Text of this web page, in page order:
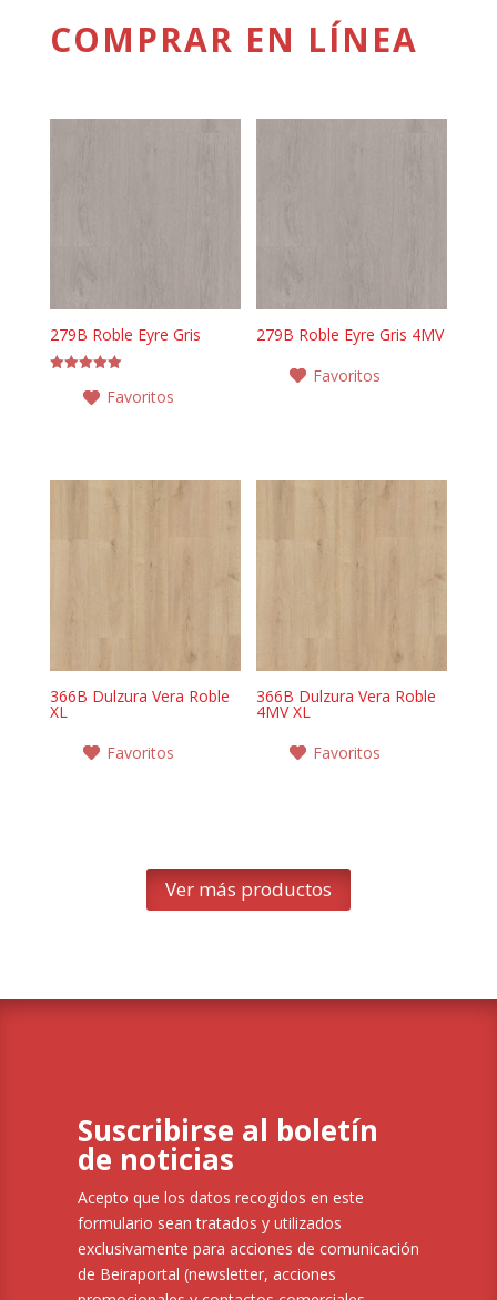
COMPRAR EN LÍNEA
279B Roble Eyre Gris
Favoritos
279B Roble Eyre Gris 4MV
Favoritos
366B Dulzura Vera Roble
XL
Favoritos
366B Dulzura Vera Roble
4MV XL
Favoritos
Ver más productos
Suscribirse al boletín
de noticias
Acepto que los datos recogidos en este
formulario sean tratados y utilizados
exclusivamente para acciones de comunicación
de Beiraportal (newsletter, acciones